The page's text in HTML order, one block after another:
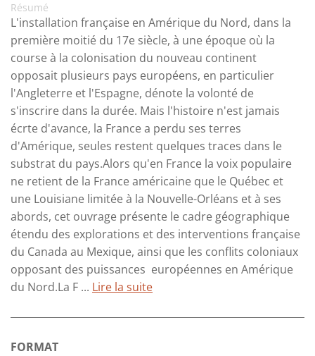
Résumé
L'installation française en Amérique du Nord, dans la
première moitié du 17e siècle, à une époque où la
course à la colonisation du nouveau continent
opposait plusieurs pays européens, en particulier
l'Angleterre et l'Espagne, dénote la volonté de
s'inscrire dans la durée. Mais l'histoire n'est jamais
écrte d'avance, la France a perdu ses terres
d'Amérique, seules restent quelques traces dans le
substrat du pays.Alors qu'en France la voix populaire
ne retient de la France américaine que le Québec et
une Louisiane limitée à la Nouvelle-Orléans et à ses
abords, cet ouvrage présente le cadre géographique
étendu des explorations et des interventions française
du Canada au Mexique, ainsi que les conflits coloniaux
opposant des puissances européennes en Amérique
du Nord.La F ... Lire la suite
FORMAT